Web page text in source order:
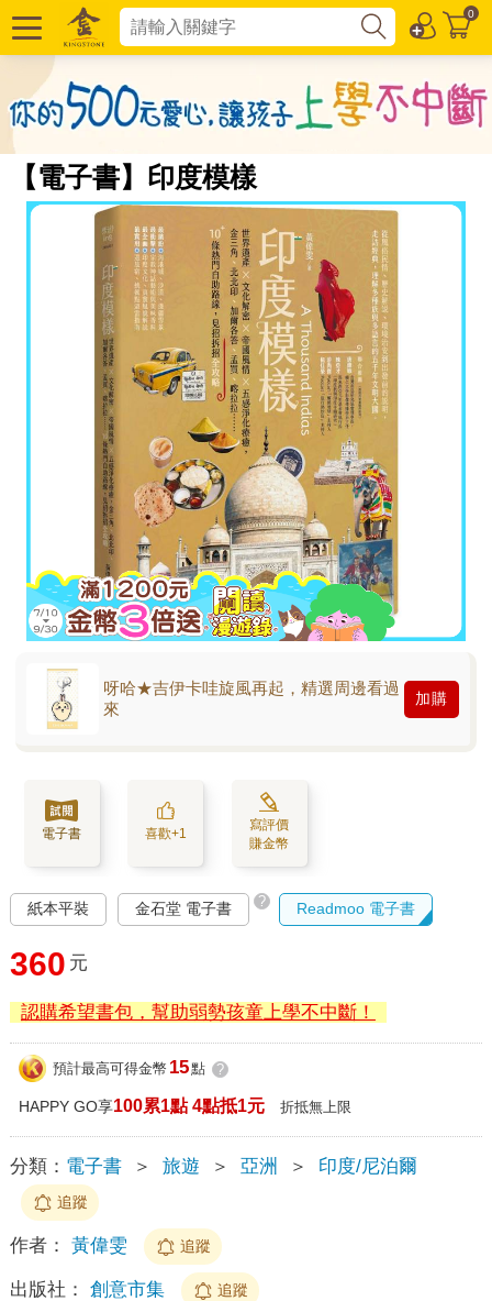
0
【電子書】印度模樣
呀哈★吉伊卡哇旋風再起，精選周邊看過
來
加購
電子書 喜歡+1
寫評價
賺金幣
紙本平裝 金石堂 電子書 ? Readmoo 電子書
360 元
認購希望書包，幫助弱勢孩童上學不中斷！
預計最高可得金幣 15點 ?
HAPPY GO享100累1點 4點抵1元 折抵無上限
分類： 電子書 ＞ 旅遊 ＞ 亞洲 ＞ 印度/尼泊爾
追蹤
作者： 黃偉雯 追蹤
出版社： 創意市集 追蹤